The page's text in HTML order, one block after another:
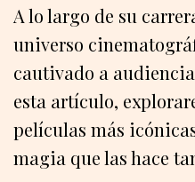
A lo largo de su
universo
cautivado a
esta artículo,
películas más
magia que las hace